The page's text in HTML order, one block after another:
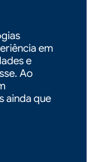
em
e
Ao
ainda que
2026 - 07h47
de Xaxim são
seletiva da
de